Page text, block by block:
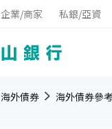
企業/商家 私銀/亞資
海外債券 海外債券參